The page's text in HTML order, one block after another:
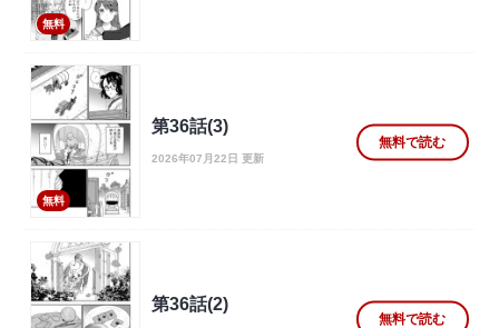
無料
無料
第36話(3)
2026年07月22日 更新
無料で読む
第36話(2)
無料で読む